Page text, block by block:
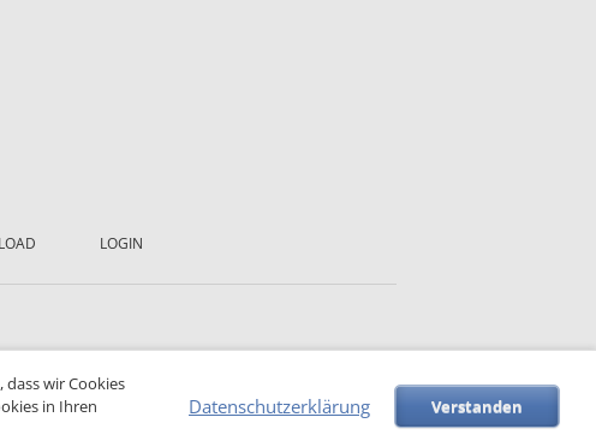
wir Cookies
in Ihren
Datenschutzerklärung Verstanden
LOGIN